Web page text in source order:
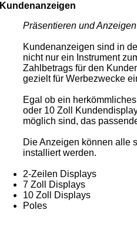
Kundenanzeigen
Präsentieren und Anzeigen
Kundenanzeigen sind in
nicht nur ein Instrument
Zahlbetrags für den
gezielt für Werbezwecke
Egal ob ein
oder 10 Zoll
möglich sind, das
Die Anzeigen können alle
installiert werden.
2-Zeilen Displays
7 Zoll Displays
10 Zoll Displays
Poles